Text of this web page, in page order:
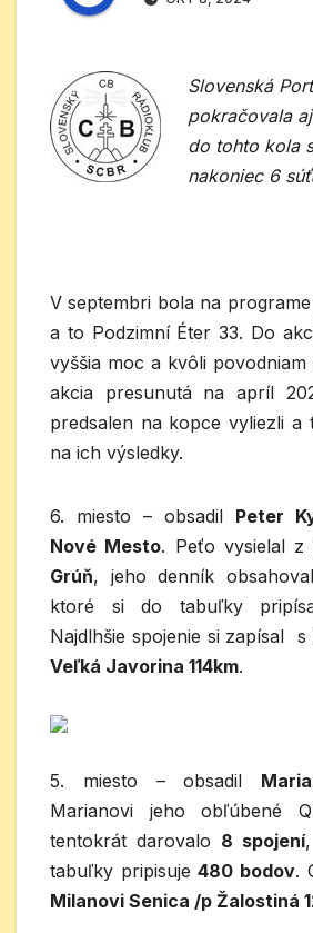
Slovenská
pokračovala
do tohto kola
nakoniec 6
V septembri bola na
a to Podzimní Éter 33. Do
vyššia moc a kvôli
akcia presunutá na apríl
predsalen na kopce vyliezli a
na ich výsledky.
6. miesto – obsadil Peter
Nové Mesto. Peťo vysielal
Grúň, jeho denník obsahoval
ktoré si do tabuľky
Najdlhšie spojenie si zapísal s
Veľká Javorina 114km.
5. miesto – obsadil
Marianovi jeho obľúbené
tentokrát darovalo 8 spojení
tabuľky pripisuje480 bodov.
Milanovi Senica /p Žalostiná